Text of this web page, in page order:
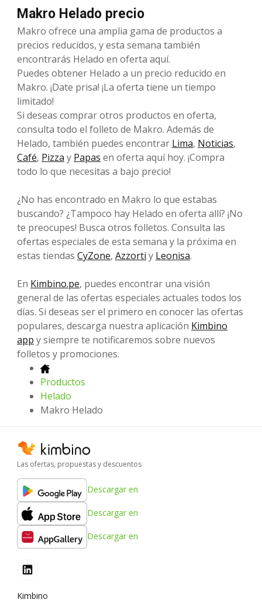
Makro Helado precio
Makro ofrece una amplia gama de productos a
precios reducidos, y esta semana también
encontrarás Helado en oferta aquí.
Puedes obtener Helado a un precio reducido en
Makro. ¡Date prisa! ¡La oferta tiene un tiempo
limitado!
Si deseas comprar otros productos en oferta,
consulta todo el folleto de Makro. Además de
Helado, también puedes encontrar Lima, Noticias,
Café, Pizza y Papas en oferta aquí hoy. ¡Compra
todo lo que necesitas a bajo precio!
¿No has encontrado en Makro lo que estabas
buscando? ¿Tampoco hay Helado en oferta allí? ¡No
te preocupes! Busca otros folletos. Consulta las
ofertas especiales de esta semana y la próxima en
estas tiendas CyZone, Azzorti y Leonisa.
En Kimbino.pe, puedes encontrar una visión
general de las ofertas especiales actuales todos los
días. Si deseas ser el primero en conocer las ofertas
populares, descarga nuestra aplicación Kimbino
app y siempre te notificaremos sobre nuevos
folletos y promociones.
Productos
Helado
Makro Helado
Las ofertas, propuestas y descuentos
Descargar en
Descargar en
Descargar en
Kimbino